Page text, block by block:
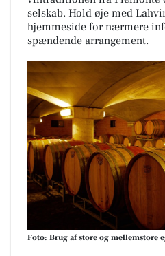
selskab. Hold øje med
hjemmeside for nærmere
spændende arrangement.
Foto: Brug af store og mellemstore